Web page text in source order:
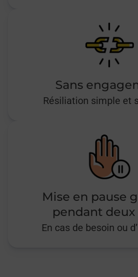
Sans
Résiliation simple et
Mise en pause
pendant deux
En cas de besoin ou